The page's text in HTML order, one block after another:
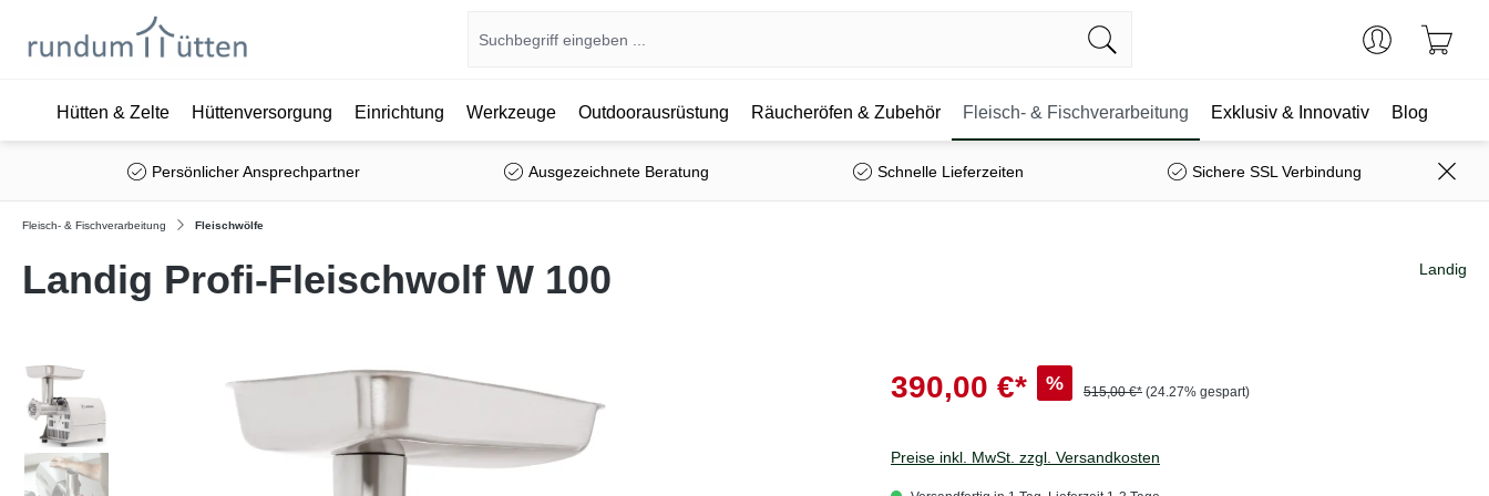
Zur Hauptnavigation springen
Hütten & Zelte Hüttenversorgung Einrichtung Werkzeuge Outdoorausrüstung Räucheröfen & Zubehör Fleisch- & Fischverarbeitung Exklusiv & Innovativ Blog
Persönlicher Ansprechpartner Ausgezeichnete Beratung Schnelle Lieferzeiten Sichere SSL Verbindung
Fleisch- & Fischverarbeitung Fleischwölfe
Landig Profi-Fleischwolf W 100 Landig
390,00 €* % 515,00 €* (24.27% gespart)
Preise inkl. MwSt. zzgl. Versandkosten